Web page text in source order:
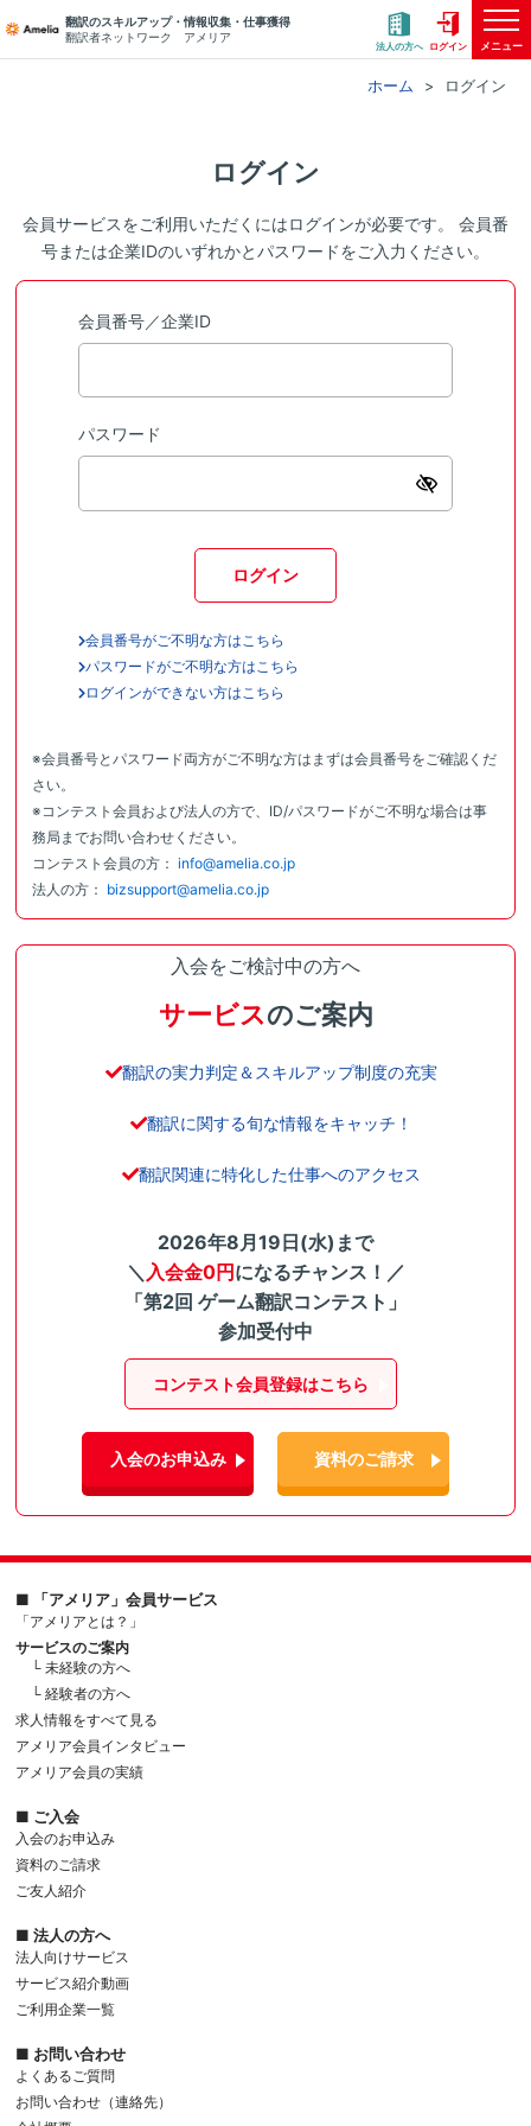
翻訳のスキルアップ・情報収集・仕事獲得
翻訳者ネットワーク アメリア
法人の方へ ログイン メニュー
ホーム ログイン
ログイン
会員サービスをご利用いただくにはログインが必要です。 会員番
号または企業IDのいずれかとパスワードをご入力ください。
会員番号／企業ID
パスワード
ログイン
会員番号がご不明な方はこちら
パスワードがご不明な方はこちら
ログインができない方はこちら
※会員番号とパスワード両方がご不明な方はまずは会員番号をご確認くだ
さい。
※コンテスト会員および法人の方で、ID/パスワードがご不明な場合は事
務局までお問い合わせください。
コンテスト会員の方： info@amelia.co.jp
法人の方： bizsupport@amelia.co.jp
入会をご検討中の方へ
サービスのご案内
翻訳の実力判定＆スキルアップ制度の充実
翻訳に関する旬な情報をキャッチ！
翻訳関連に特化した仕事へのアクセス
2026年8月19日(水)まで
＼ 入会金0円になるチャンス！／
「第2回 ゲーム翻訳コンテスト」
参加受付中
コンテスト会員登録はこちら
入会のお申込み 資料のご請求
■ 「アメリア」会員サービス
「アメリアとは？」
サービスのご案内
└ 未経験の方へ
└ 経験者の方へ
求人情報をすべて見る
アメリア会員インタビュー
アメリア会員の実績
■ ご入会
入会のお申込み
資料のご請求
ご友人紹介
■ 法人の方へ
法人向けサービス
サービス紹介動画
ご利用企業一覧
■ お問い合わせ
よくあるご質問
お問い合わせ（連絡先）